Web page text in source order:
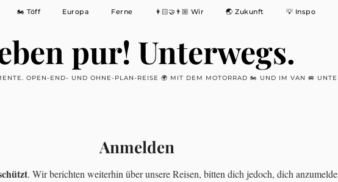
pur! Unterwegs.
OPEN-END- UND OHNE-PLAN-REISE 🌍 MIT DEM MOTORRAD 🏍 UND IM VAN 🚐
🏍 Töff Europa Ferne 👩🏻‍🤝‍👨🏼 Wir 🌏 Zukunft 💡 Inspo
Anmelden
. Wir berichten weiterhin über unsere Reisen, bitten dich jedoch, dich